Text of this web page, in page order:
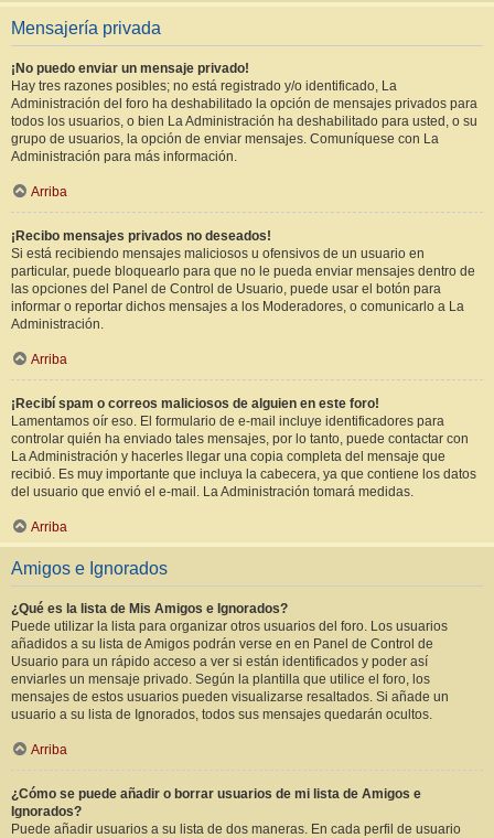
Mensajería privada
¡No puedo enviar un mensaje privado!
Hay tres razones posibles; no está registrado y/o identificado, La
Administración del foro ha deshabilitado la opción de mensajes privados para
todos los usuarios, o bien La Administración ha deshabilitado para usted, o su
grupo de usuarios, la opción de enviar mensajes. Comuníquese con La
Administración para más información.
Arriba
¡Recibo mensajes privados no deseados!
Si está recibiendo mensajes maliciosos u ofensivos de un usuario en
particular, puede bloquearlo para que no le pueda enviar mensajes dentro de
las opciones del Panel de Control de Usuario, puede usar el botón para
informar o reportar dichos mensajes a los Moderadores, o comunicarlo a La
Administración.
Arriba
¡Recibí spam o correos maliciosos de alguien en este foro!
Lamentamos oír eso. El formulario de e-mail incluye identificadores para
controlar quién ha enviado tales mensajes, por lo tanto, puede contactar con
La Administración y hacerles llegar una copia completa del mensaje que
recibió. Es muy importante que incluya la cabecera, ya que contiene los datos
del usuario que envió el e-mail. La Administración tomará medidas.
Arriba
Amigos e Ignorados
¿Qué es la lista de Mis Amigos e Ignorados?
Puede utilizar la lista para organizar otros usuarios del foro. Los usuarios
añadidos a su lista de Amigos podrán verse en en Panel de Control de
Usuario para un rápido acceso a ver si están identificados y poder así
enviarles un mensaje privado. Según la plantilla que utilice el foro, los
mensajes de estos usuarios pueden visualizarse resaltados. Si añade un
usuario a su lista de Ignorados, todos sus mensajes quedarán ocultos.
Arriba
¿Cómo se puede añadir o borrar usuarios de mi lista de Amigos e
Ignorados?
Puede añadir usuarios a su lista de dos maneras. En cada perfil de usuario